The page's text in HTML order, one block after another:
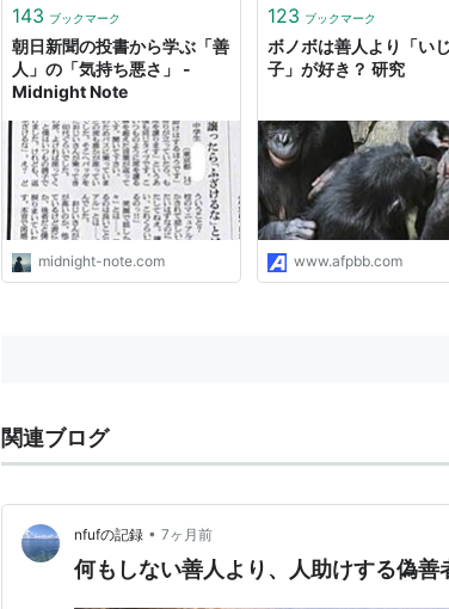
唆している」としています。 こ
れは、京都大学大学院の鹿子木...
143 ブックマーク
朝日新聞の投書から学ぶ「善
人」の「気持ち悪さ」 -
Midnight Note
midnight-note.com
123 ブックマーク
ボノボは善人より「い
子」が好き？ 研究
www.afpbb.com
関連ブログ
nfufの記録 • 7ヶ月前
何もしない善人より、人助けする偽善